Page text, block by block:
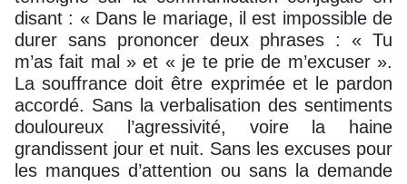
disant : « Dans le mariage, il est impossible de
durer sans prononcer deux phrases : « Tu
m’as fait mal » et « je te prie de m’excuser ».
La souffrance doit être exprimée et le pardon
accordé. Sans la verbalisation des sentiments
douloureux l’agressivité, voire la haine
grandissent jour et nuit. Sans les excuses pour
les manques d’attention ou sans la demande